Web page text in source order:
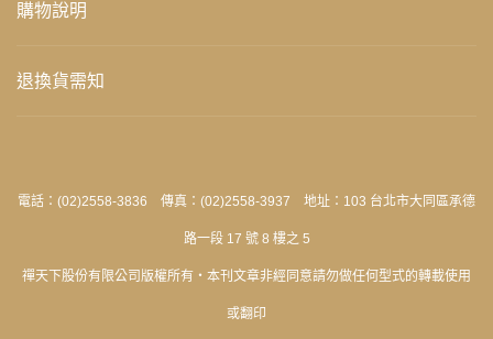
購物說明
退換貨需知
電話：(02)2558-3836 傳真：(02)2558-3937 地址：103 台北市大同區承德
路一段 17 號 8 樓之 5
禪天下股份有限公司版權所有‧本刊文章非經同意請勿做任何型式的轉載使用
或翻印